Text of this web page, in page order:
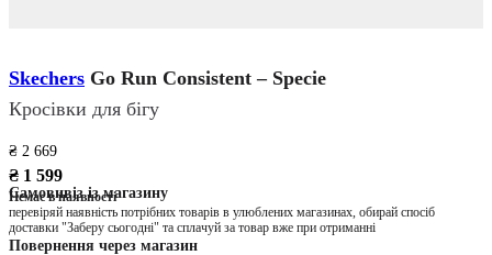
Skechers Go Run Consistent – Specie
Кросівки для бігу
₴ 2 669
₴ 1 599
Немає в наявності
Самовивіз із магазину
перевіряй наявність потрібних товарів в улюблених магазинах, обирай спосіб
доставки "Заберу сьогодні" та сплачуй за товар вже при отриманні
Повернення через магазин